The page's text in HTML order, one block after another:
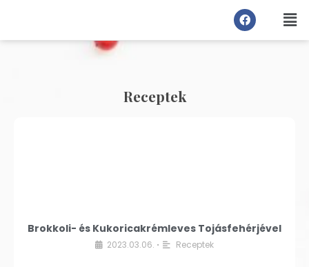
Receptek
Brokkoli- és Kukoricakrémleves Tojásfehérjével
2023.03.06. • Receptek